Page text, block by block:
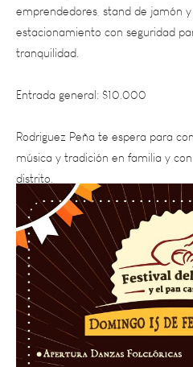
tranquilidad.
Entrada general: $10.000
Rodriguez Peña te espera para
música y tradición en familia y
distrito.